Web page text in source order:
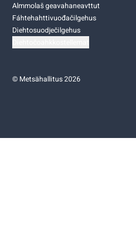
Almmolaš geavahaneavttut
Fáhtehahttivuođačilgehus
Diehtosuodječilgehus
©Metsähallitus 2026